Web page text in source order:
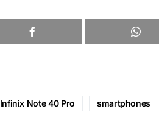
Infinix Note 40 Pro smartphones